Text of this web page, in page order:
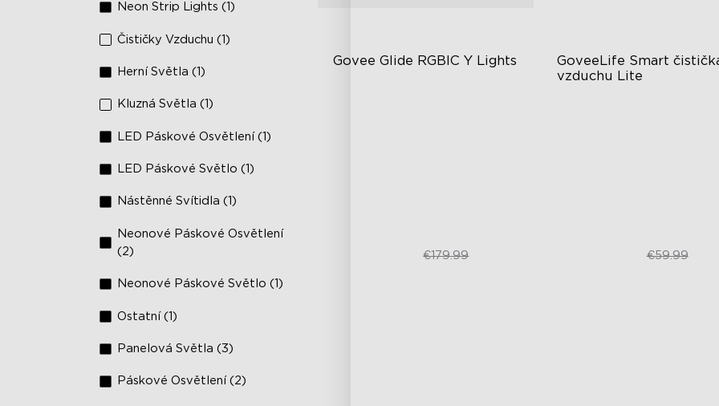
Neon Strip Lights (1)
Čističky Vzduchu (1)
Herní Světla (1)
Kluzná Světla (1)
LED Páskové Osvětlení (1)
LED Páskové Světlo (1)
Nástěnné Svítidla (1)
Neonové Páskové Osvětlení
(2)
Neonové Páskové Světlo (1)
Ostatní (1)
Panelová Světla (3)
Páskové Osvětlení (2)
Govee Glide RGBIC Y Lights
€119.99€179.99
GoveeLife Smart
vzduchu Lite
€49.99€59.99